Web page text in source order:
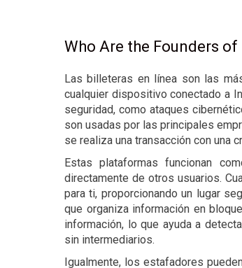
Who Are the Founders
Las billeteras en línea son las
cualquier dispositivo conectado a
seguridad, como ataques
son usadas por las principales
se realiza una transacción con una
Estas plataformas funcionan
directamente de otros usuarios.
para ti, proporcionando un lugar
que organiza información en
información, lo que ayuda a
sin intermediarios.
Igualmente, los estafadores